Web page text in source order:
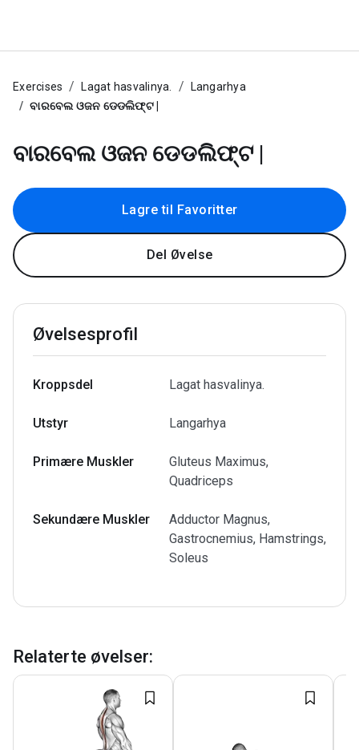
Exercises Lagat hasvalinya.
Langarhya
ବାରବେଲ ଓଜନ ଡେଡଲିଫ୍ଟ |
ବାରବେଲ ଓଜନ ଡେଡଲିଫ୍ଟ |
Lagre til Favoritter
Del Øvelse
Øvelsesprofil
Kroppsdel Lagat hasvalinya.
Utstyr Langarhya
Primære Muskler
Gluteus Maximus,
Quadriceps
Sekundære Muskler
Adductor Magnus,
Gastrocnemius, Hamstrings,
Soleus
Relaterte øvelser: